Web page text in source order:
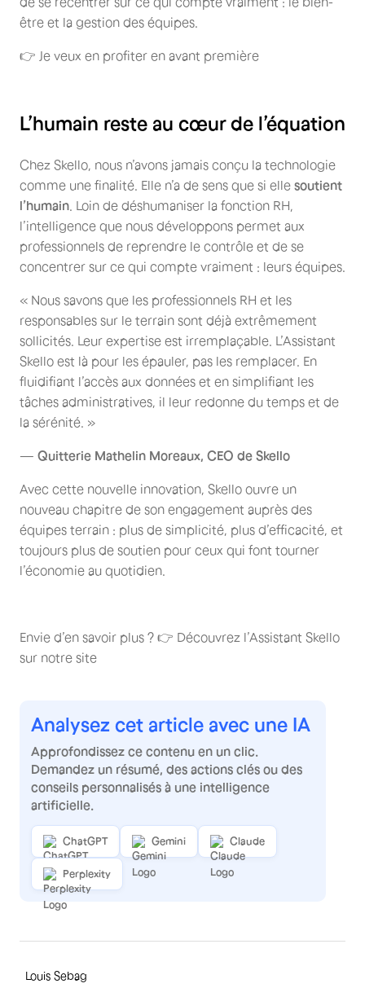
être et la gestion des équipes.
👉 Je veux en profiter en avant première
L’humain reste au cœur de l’équation
Chez Skello, nous n’avons jamais conçu la technologie
comme une finalité. Elle n’a de sens que si elle soutient
l’humain . Loin de déshumaniser la fonction RH,
l’intelligence que nous développons permet aux
professionnels de reprendre le contrôle et de se
concentrer sur ce qui compte vraiment : leurs équipes.
« Nous savons que les professionnels RH et les
responsables sur le terrain sont déjà extrêmement
sollicités. Leur expertise est irremplaçable. L’Assistant
Skello est là pour les épauler, pas les remplacer. En
fluidifiant l’accès aux données et en simplifiant les
tâches administratives, il leur redonne du temps et de
la sérénité. »
— Quitterie Mathelin Moreaux, CEO de Skello
Avec cette nouvelle innovation, Skello ouvre un
nouveau chapitre de son engagement auprès des
équipes terrain : plus de simplicité, plus d’efficacité, et
toujours plus de soutien pour ceux qui font tourner
l’économie au quotidien.
Envie d’en savoir plus ? 👉 Découvrez l’Assistant Skello
sur notre site
Analysez cet article avec une IA
Approfondissez ce contenu en un clic.
Demandez un résumé, des actions clés ou des
conseils personnalisés à une intelligence
artificielle.
ChatGPT Gemini Claude
Perplexity
Louis Sebag